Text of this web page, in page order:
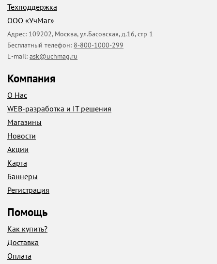
Техподдержка
ООО «УчМаг»
Адрес: 109202, Москва,ул.Басовская, д.16, стр 1
Бесплатный телефон: 8-800-1000-299
E-mail: ask@uchmag.ru
Компания
О Нас
WEB-разработка и IT решения
Магазины
Новости
Акции
Карта
Баннеры
Регистрация
Помощь
Как купить?
Доставка
Оплата